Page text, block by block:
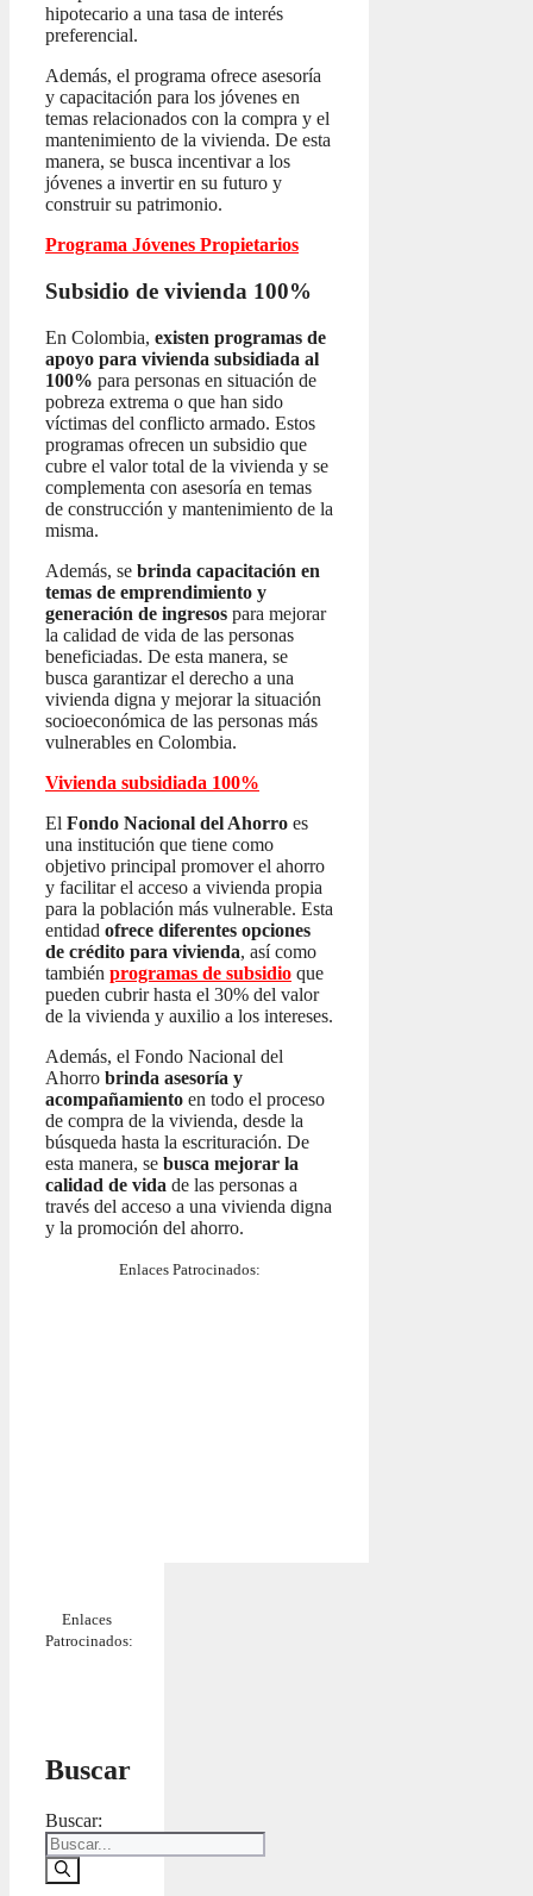
hipotecario a una tasa de interés
preferencial.
Además, el programa ofrece asesoría
y capacitación para los jóvenes en
temas relacionados con la compra y el
mantenimiento de la vivienda. De esta
manera, se busca incentivar a los
jóvenes a invertir en su futuro y
construir su patrimonio.
Programa Jóvenes Propietarios
Subsidio de vivienda 100%
En Colombia, existen programas de
apoyo para vivienda subsidiada al
100% para personas en situación de
pobreza extrema o que han sido
víctimas del conflicto armado. Estos
programas ofrecen un subsidio que
cubre el valor total de la vivienda y se
complementa con asesoría en temas
de construcción y mantenimiento de la
misma.
Además, se brinda capacitación en
temas de emprendimiento y
generación de ingresos para mejorar
la calidad de vida de las personas
beneficiadas. De esta manera, se
busca garantizar el derecho a una
vivienda digna y mejorar la situación
socioeconómica de las personas más
vulnerables en Colombia.
Vivienda subsidiada 100%
El Fondo Nacional del Ahorro es
una institución que tiene como
objetivo principal promover el ahorro
y facilitar el acceso a vivienda propia
para la población más vulnerable. Esta
entidad ofrece diferentes opciones
de crédito para vivienda, así como
también programas de subsidio que
pueden cubrir hasta el 30% del valor
de la vivienda y auxilio a los intereses.
Además, el Fondo Nacional del
Ahorro brinda asesoría y
acompañamiento en todo el proceso
de compra de la vivienda, desde la
búsqueda hasta la escrituración. De
esta manera, se busca mejorar la
calidad de vida de las personas a
través del acceso a una vivienda digna
y la promoción del ahorro.
Enlaces Patrocinados:
Enlaces
Patrocinados:
Buscar
Buscar: